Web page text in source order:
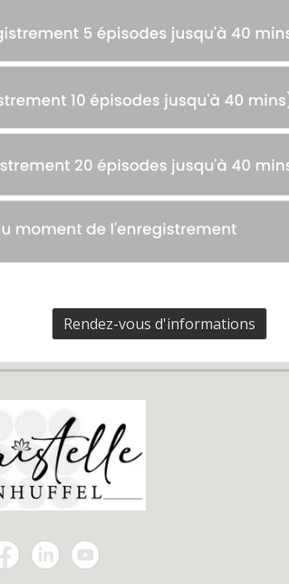
Rendez-vous d'informations